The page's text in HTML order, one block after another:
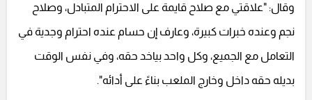
وقال: "علاقتي مع صلاح قايمة على الاحترام المتبادل، وصلاح
نجم وعنده خبرات كبيرة، وعارف إن حسام عنده احترام وجدية في
التعامل مع الجميع، وكل واحد بياخد حقه، وفي نفس الوقت
بديله حقه داخل وخارج الملعب بناءً على أدائه".